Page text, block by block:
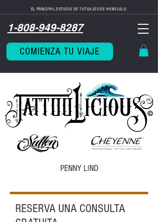
EL PRINCIPAL ESTUDIO DE TATUAJES DE HONOLULU
1-808-949-8287
COMIENZA TU VIAJE
PENNY LIND
RESERVA UNA CONSULTA